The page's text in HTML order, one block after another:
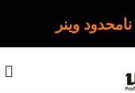
وینر